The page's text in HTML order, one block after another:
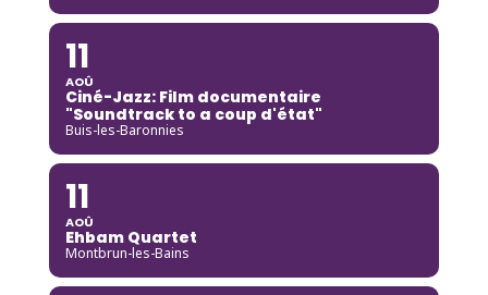
11
AOÛ
Ciné-Jazz: Film documentaire
"Soundtrack to a coup d'état"
Buis-les-Baronnies
11
AOÛ
Ehbam Quartet
Montbrun-les-Bains